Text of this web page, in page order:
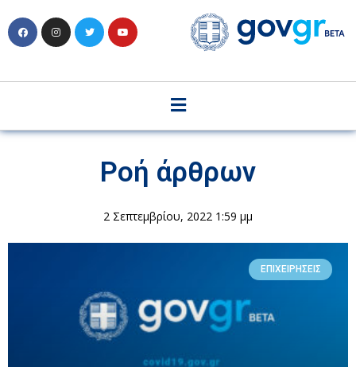
Ροή άρθρων
2 Σεπτεμβρίου, 2022 1:59 μμ
ΕΠΙΧΕΙΡΉΣΕΙΣ